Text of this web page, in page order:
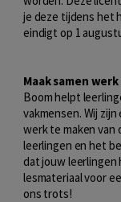
je deze tijdens het
eindigt op 1
Maak samen
Boom helpt
vakmensen. Wij
werk te maken van
leerlingen en het
dat jouw
lesmateriaal voor
ons trots!